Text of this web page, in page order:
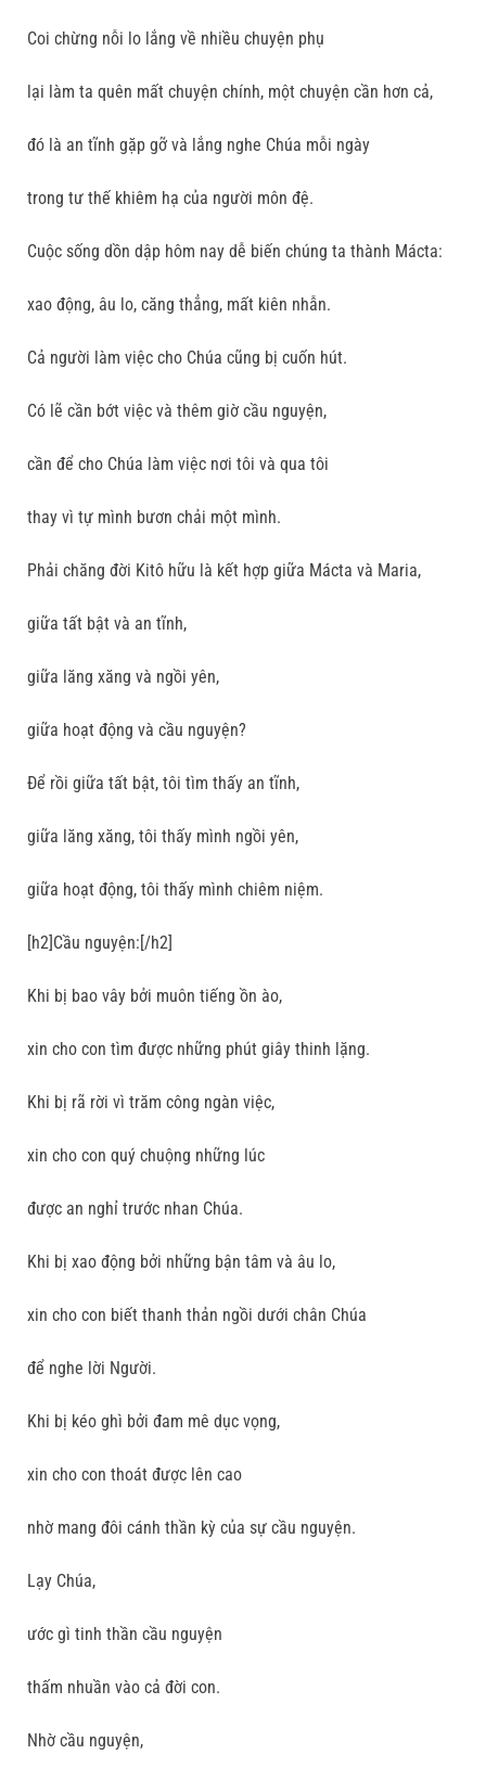
Coi chừng nỗi lo lắng về nhiều chuyện phụ
lại làm ta quên mất chuyện chính, một chuyện cần hơn cả,
đó là an tĩnh gặp gỡ và lắng nghe Chúa mỗi ngày
trong tư thế khiêm hạ của người môn đệ.
Cuộc sống dồn dập hôm nay dễ biến chúng ta thành Mácta:
xao động, âu lo, căng thẳng, mất kiên nhẫn.
Cả người làm việc cho Chúa cũng bị cuốn hút.
Có lẽ cần bớt việc và thêm giờ cầu nguyện,
cần để cho Chúa làm việc nơi tôi và qua tôi
thay vì tự mình bươn chải một mình.
Phải chăng đời Kitô hữu là kết hợp giữa Mácta và Maria,
giữa tất bật và an tĩnh,
giữa lăng xăng và ngồi yên,
giữa hoạt động và cầu nguyện?
Ðể rồi giữa tất bật, tôi tìm thấy an tĩnh,
giữa lăng xăng, tôi thấy mình ngồi yên,
giữa hoạt động, tôi thấy mình chiêm niệm.
[h2]Cầu nguyện:[/h2]
Khi bị bao vây bởi muôn tiếng ồn ào,
xin cho con tìm được những phút giây thinh lặng.
Khi bị rã rời vì trăm công ngàn việc,
xin cho con quý chuộng những lúc
được an nghỉ trước nhan Chúa.
Khi bị xao động bởi những bận tâm và âu lo,
xin cho con biết thanh thản ngồi dưới chân Chúa
để nghe lời Người.
Khi bị kéo ghì bởi đam mê dục vọng,
xin cho con thoát được lên cao
nhờ mang đôi cánh thần kỳ của sự cầu nguyện.
Lạy Chúa,
ước gì tinh thần cầu nguyện
thấm nhuần vào cả đời con.
Nhờ cầu nguyện,